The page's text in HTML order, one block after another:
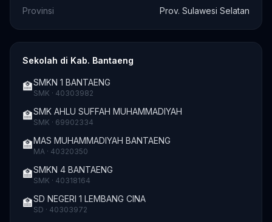
Provinsi
Prov. Sulawesi Selatan
Sekolah di Kab. Bantaeng
🏫SMKN 1 BANTAENG
SMK · 40303982
🏫SMK AHLU SUFFAH MUHAMMADIYAH
SMK · 69902334
🏫MAS MUHAMMADIYAH BANTAENG
MA · 40320350
🏫SMKN 4 BANTAENG
SMK · 40318164
🏫SD NEGERI 1 LEMBANG CINA
SD · 40303972